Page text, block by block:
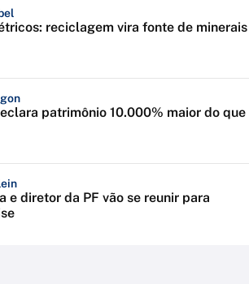
reciclagem vira fonte de minerais
patrimônio 10.000% maior do que
e diretor da PF vão se reunir para